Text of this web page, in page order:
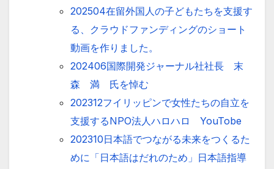
202504在留外国人の子どもたちを支援す
る、クラウドファンディングのショート
動画を作りました。
202406国際開発ジャーナル社社長 末
森 満 氏を悼む
202312フイリッピンで女性たちの自立を
支援するNPO法人ハロハロ YouTobe
202310日本語でつながる未来をつくるた
めに「日本語はだれのため」日本語指導